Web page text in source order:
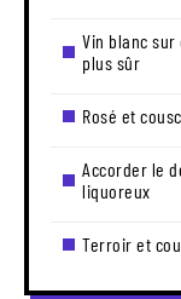
Vin blanc
plus sûr
Rosé et
Accorder le
liquoreux
Terroir et